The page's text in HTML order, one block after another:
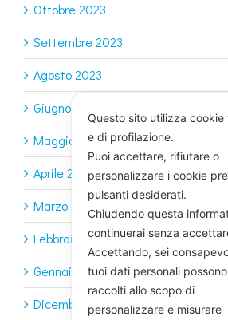
Ottobre 2023
Settembre 2023
Agosto 2023
Giugno 2023
Maggio 2023
Aprile 2023
Marzo 2023
Febbraio 2023
Gennaio 2023
Dicembre 2022
Questo sito utilizza cookie
e di profilazione.
Puoi accettare, rifiutare o
personalizzare i cookie
pulsanti desiderati.
Chiudendo questa
continuerai senza
Accettando, sei
tuoi dati personali
raccolti allo scopo di
personalizzare e misurare